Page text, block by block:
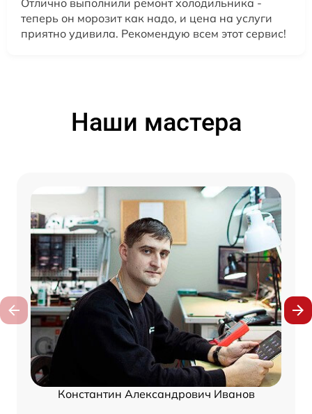
теперь он морозит как надо, и цена на услуги
приятно удивила. Рекомендую всем этот сервис!
Наши мастера
Константин Александрович Иванов